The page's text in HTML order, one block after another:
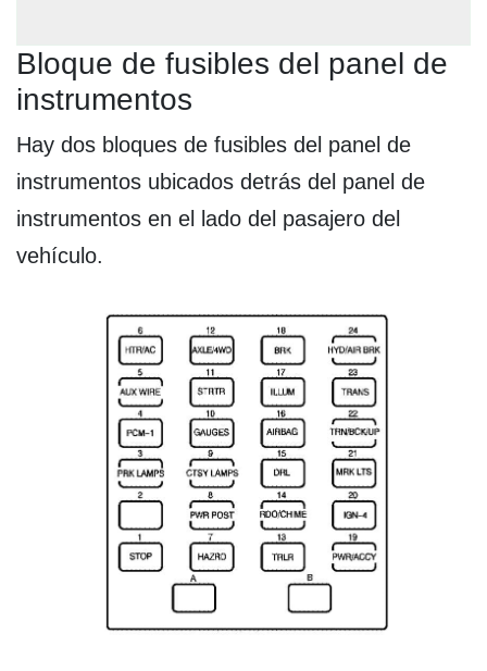
Bloque de fusibles del panel de
instrumentos
Hay dos bloques de fusibles del panel de
instrumentos ubicados detrás del panel de
instrumentos en el lado del pasajero del
vehículo.